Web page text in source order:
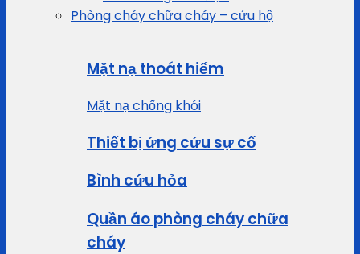
Phòng cháy chữa cháy – cứu hộ
Mặt nạ thoát hiểm
Mặt nạ chống khói
Thiết bị ứng cứu sự cố
Bình cứu hỏa
Quần áo phòng cháy chữa
cháy